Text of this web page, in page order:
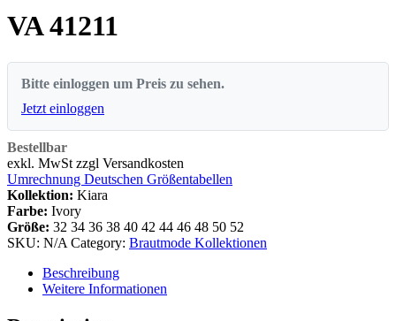
VA 41211
Bitte einloggen um Preis zu sehen.
Jetzt einloggen
Bestellbar
exkl. MwSt zzgl Versandkosten
Umrechnung Deutschen Größentabellen
Kollektion: Kiara
Farbe: Ivory
Größe: 32 34 36 38 40 42 44 46 48 50 52
SKU: N/A Category: Brautmode Kollektionen
Beschreibung
Weitere Informationen